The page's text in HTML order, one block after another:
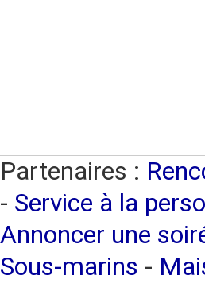
Partenaires :
- Service à la
Annoncer une
Sous-marins -